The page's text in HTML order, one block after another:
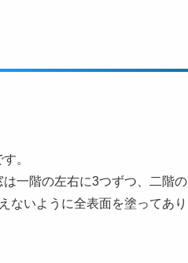
。
一階の左右に3つずつ、二階の
ないように全表面を塗ってあり